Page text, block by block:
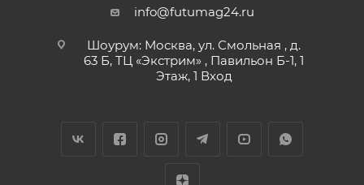
info@futumag24.ru
Шоурум: Москва, ул. Смольная , д.
63 Б, ТЦ «Экстрим» , Павильон Б-1, 1
Этаж, 1 Вход